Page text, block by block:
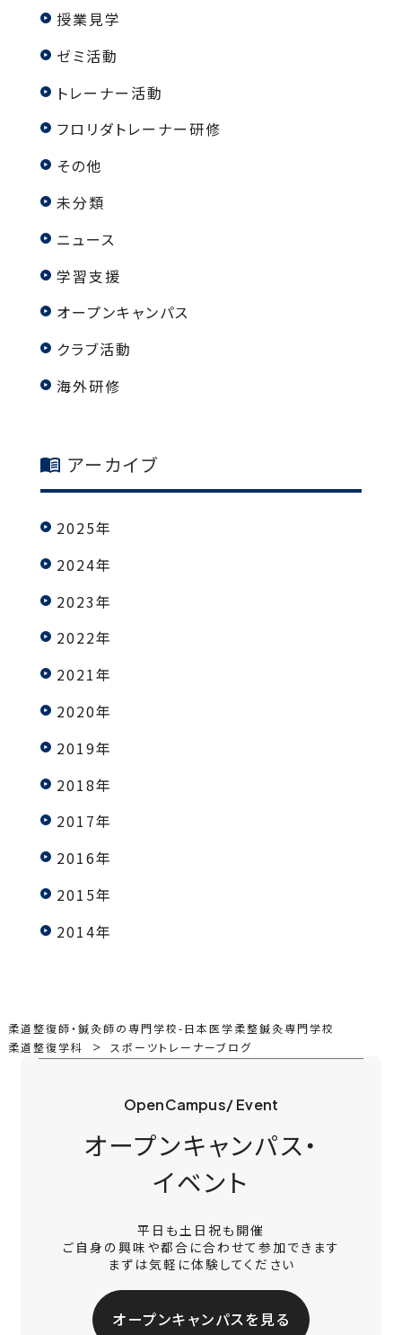
授業見学
ゼミ活動
トレーナー活動
フロリダトレーナー研修
その他
未分類
ニュース
学習支援
オープンキャンパス
クラブ活動
海外研修
アーカイブ
2025年
2024年
2023年
2022年
2021年
2020年
2019年
2018年
2017年
2016年
2015年
2014年
柔道整復師・鍼灸師の専門学校-日本医学柔整鍼灸専門学校
柔道整復学科
スポーツトレーナーブログ
OpenCampus/ Event
オープンキャンパス・
イベント
平日も土日祝も開催
ご自身の興味や都合に合わせて参加できます
まずは気軽に体験してください
オープンキャンパスを見る